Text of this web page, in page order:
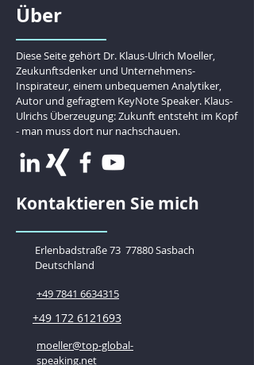
Über
Diese Seite gehört Dr. Klaus-Ulrich Moeller,
Zeukunftsdenker und Unternehmens-
Inspirateur, einem unbequemen Analytiker,
Autor und gefragtem KeyNote Speaker. Klaus-
Ulrichs Überzeugung: Zukunft entsteht im Kopf
- man muss dort nur nachschauen.
Kontaktieren Sie mich
Erlenbadstraße 73 77880 Sasbach
Deutschland
+49 7841 6634315
+49 172 6121693
moeller@top-global-
speaking.net